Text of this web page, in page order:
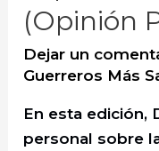
(Opinión
Dejar un
Guerreros Más
En esta edición,
personal sobre